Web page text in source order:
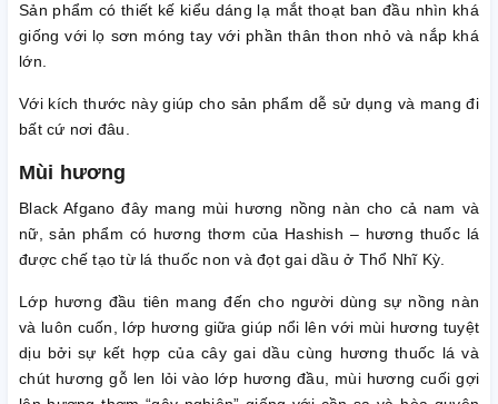
Sản phẩm có thiết kế kiểu dáng lạ mắt thoạt ban đầu nhìn khá
giống với lọ sơn móng tay với phần thân thon nhỏ và nắp khá
lớn.
Với kích thước này giúp cho sản phẩm dễ sử dụng và mang đi
bất cứ nơi đâu.
Mùi hương
Black Afgano đây mang mùi hương nồng nàn cho cả nam và
nữ, sản phẩm có hương thơm của Hashish – hương thuốc lá
được chế tạo từ lá thuốc non và đọt gai dầu ở Thổ Nhĩ Kỳ.
Lớp hương đầu tiên mang đến cho người dùng sự nồng nàn
và luôn cuốn, lớp hương giữa giúp nổi lên với mùi hương tuyệt
dịu bởi sự kết hợp của cây gai dầu cùng hương thuốc lá và
chút hương gỗ len lỏi vào lớp hương đầu, mùi hương cuối gợi